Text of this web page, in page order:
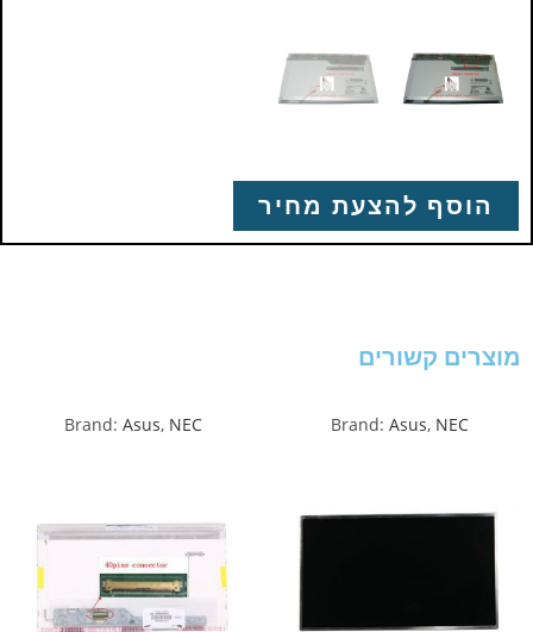
הוסף להצעת מחיר
מוצרים קשורים
Brand: Asus, NEC
Brand: Asus, NEC